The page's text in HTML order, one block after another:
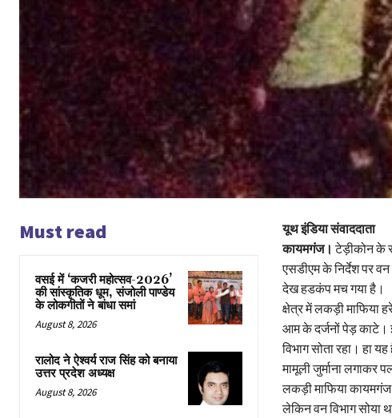
Must read
वसई में ‘कजरी महोत्सव-2026’
की सांस्कृतिक धूम, संजोली पाण्डेय
के लोकगीतों ने बांधा समां
August 8, 2026
रालोद ने ऐश्वर्य राज सिंह को बनाया
उत्तर प्रदेश अध्यक्ष
August 8, 2026
यूथ इंडिया संवाददाता
कायमगंज। टेड़ीकोन के
एसडीएम के निर्देश पर
देख हडकंप मच गया है।
क्षेत्र में लकड़ी माफिया
आम के दर्जनों पेड़ काटे।
विभाग सोता रहा। हा
मामूली जुर्माना लगाकर
लकड़ी माफिया कायमगंज
लेकिन वन विभाग सोया